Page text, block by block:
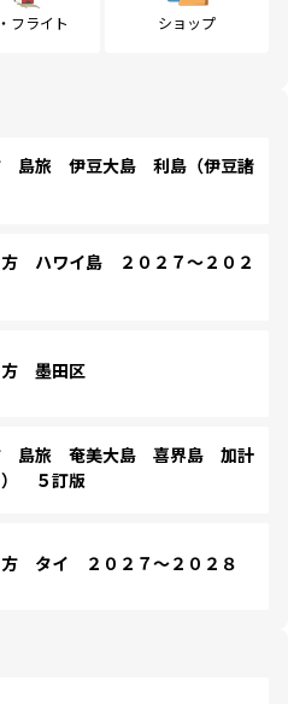
フライト ショップ
島旅 伊豆大島 利島（伊豆諸
ハワイ島 ２０２７～２０２
方 墨田区
島旅 奄美大島 喜界島 加計
） ５訂版
タイ ２０２７～２０２８